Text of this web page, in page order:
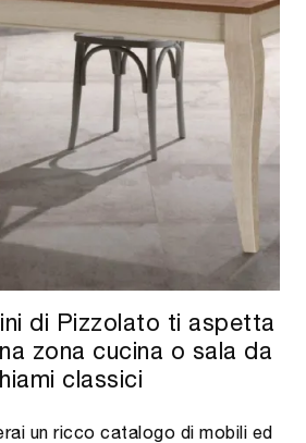
di Pizzolato ti aspetta
zona cucina o sala da
classici
un ricco catalogo di mobili ed